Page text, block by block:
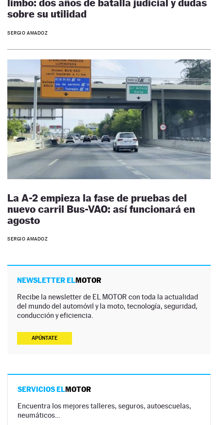
limbo: dos años de batalla judicial y dudas
sobre su utilidad
SERGIO AMADOZ
La A-2 empieza la fase de pruebas del
nuevo carril Bus-VAO: así funcionará en
agosto
SERGIO AMADOZ
NEWSLETTER ELMOTOR
Recibe la newsletter de EL MOTOR con toda la actualidad
del mundo del automóvil y la moto, tecnología, seguridad,
conducción y eficiencia.
APÚNTATE
SERVICIOS ELMOTOR
Encuentra los mejores talleres, seguros, autoescuelas,
neumáticos…